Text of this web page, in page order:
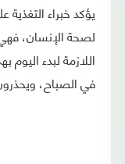
يؤكد خبراء
لصحة الإنسان،
اللازمة لبدء
في الصباح،